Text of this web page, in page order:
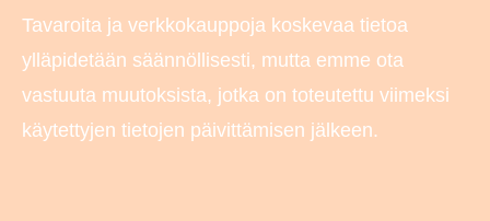
Tavaroita ja verkkokauppoja koskevaa tietoa
ylläpidetään säännöllisesti, mutta emme ota
vastuuta muutoksista, jotka on toteutettu viimeksi
käytettyjen tietojen päivittämisen jälkeen.